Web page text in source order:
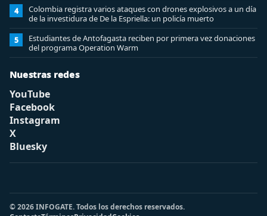
4
Colombia registra varios ataques con drones explosivos a un día
de la investidura de De la Espriella: un policía muerto
5
Estudiantes de Antofagasta reciben por primera vez donaciones
del programa Operation Warm
Nuestras redes
YouTube
Facebook
Instagram
X
Bluesky
© 2026 INFOGATE. Todos los derechos reservados.